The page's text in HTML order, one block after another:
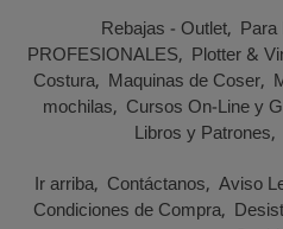
Rebajas - Outlet
PROFESIONALES Plotter &
Costura Maquinas de Coser
mochilas Cursos On-Line y
Libros y Patrones
Ir arriba Contáctanos Aviso
Condiciones de Compra